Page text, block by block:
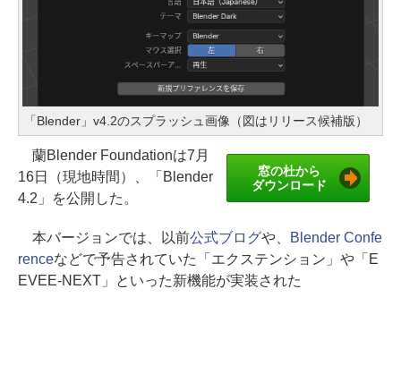
「Blender」v4.2のスプラッシュ画像（図はリリース候補版）
窓の杜から
ダウンロード
蘭Blender Foundationは7月
16日（現地時間）、「Blender
4.2」を公開した。
本バージョンでは、以前公式ブログや、
Blender Confe
renceなどで予告されていた「エクステンション」や「E
EVEE-NEXT」といった新機能が実装された